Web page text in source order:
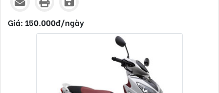
Giá: 150.000đ/ngày